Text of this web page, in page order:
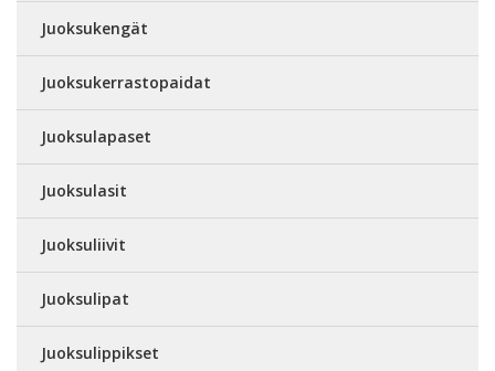
Juoksukengät
Juoksukerrastopaidat
Juoksulapaset
Juoksulasit
Juoksuliivit
Juoksulipat
Juoksulippikset